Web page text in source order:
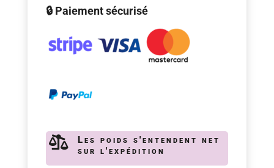
Men
bio
🔒 Paiement sécurisé

Les poids s'entendent net
sur l'expédition